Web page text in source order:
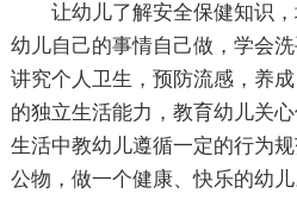
让幼儿了解安全保健知识
幼儿自己的事情自己做，学会
讲究个人卫生，预防流感，养
的独立生活能力，教育幼儿关
生活中教幼儿遵循一定的行为
公物，做一个健康、快乐的幼儿